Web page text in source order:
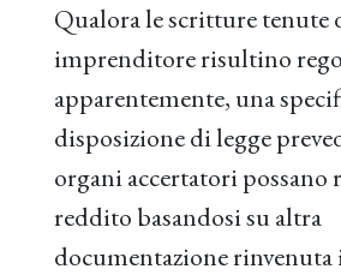
Qualora le scritture tenute
imprenditore risultino
apparentemente, una
disposizione di legge
organi accertatori possano
reddito basandosi su altra
documentazione rinvenuta